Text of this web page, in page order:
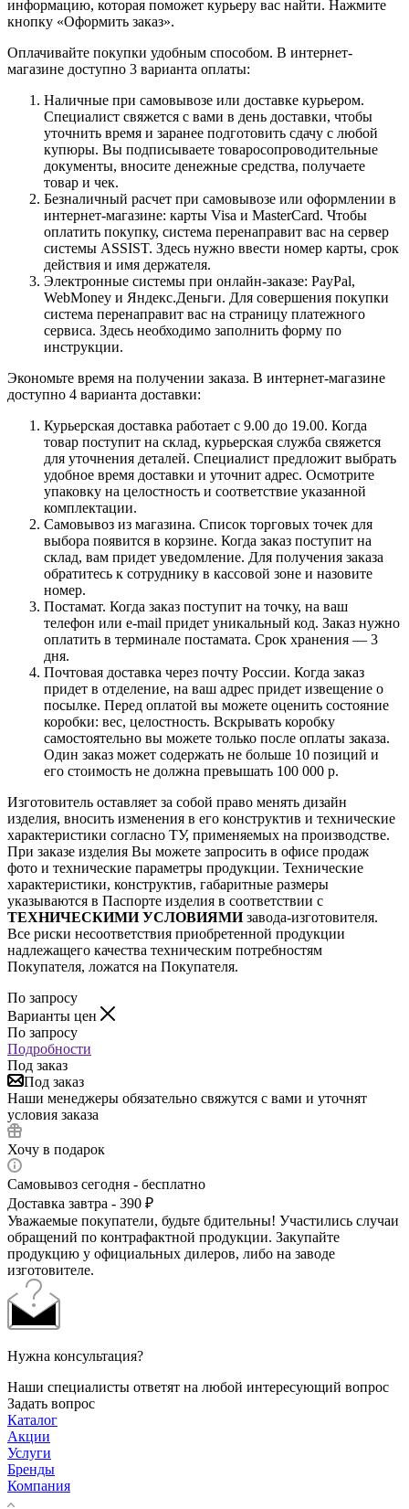
информацию, которая поможет курьеру вас найти. Нажмите
кнопку «Оформить заказ».
Оплачивайте покупки удобным способом. В интернет-
магазине доступно 3 варианта оплаты:
Наличные при самовывозе или доставке курьером.
Специалист свяжется с вами в день доставки, чтобы
уточнить время и заранее подготовить сдачу с любой
купюры. Вы подписываете товаросопроводительные
документы, вносите денежные средства, получаете
товар и чек.
Безналичный расчет при самовывозе или оформлении в
интернет-магазине: карты Visa и MasterCard. Чтобы
оплатить покупку, система перенаправит вас на сервер
системы ASSIST. Здесь нужно ввести номер карты, срок
действия и имя держателя.
Электронные системы при онлайн-заказе: PayPal,
WebMoney и Яндекс.Деньги. Для совершения покупки
система перенаправит вас на страницу платежного
сервиса. Здесь необходимо заполнить форму по
инструкции.
Экономьте время на получении заказа. В интернет-магазине
доступно 4 варианта доставки:
Курьерская доставка работает с 9.00 до 19.00. Когда
товар поступит на склад, курьерская служба свяжется
для уточнения деталей. Специалист предложит выбрать
удобное время доставки и уточнит адрес. Осмотрите
упаковку на целостность и соответствие указанной
комплектации.
Самовывоз из магазина. Список торговых точек для
выбора появится в корзине. Когда заказ поступит на
склад, вам придет уведомление. Для получения заказа
обратитесь к сотруднику в кассовой зоне и назовите
номер.
Постамат. Когда заказ поступит на точку, на ваш
телефон или e-mail придет уникальный код. Заказ нужно
оплатить в терминале постамата. Срок хранения — 3
дня.
Почтовая доставка через почту России. Когда заказ
придет в отделение, на ваш адрес придет извещение о
посылке. Перед оплатой вы можете оценить состояние
коробки: вес, целостность. Вскрывать коробку
самостоятельно вы можете только после оплаты заказа.
Один заказ может содержать не больше 10 позиций и
его стоимость не должна превышать 100 000 р.
Изготовитель оставляет за собой право менять дизайн
изделия, вносить изменения в его конструктив и технические
характеристики согласно ТУ, применяемых на производстве.
При заказе изделия Вы можете запросить в офисе продаж
фото и технические параметры продукции. Технические
характеристики, конструктив, габаритные размеры
указываются в Паспорте изделия в соответствии с
ТЕХНИЧЕСКИМИ УСЛОВИЯМИзавода-изготовителя.
Все риски несоответствия приобретенной продукции
надлежащего качества техническим потребностям
Покупателя, ложатся на Покупателя.
По запросу
Варианты цен
По запросу
Подробности
Под заказ
Под заказ
Наши менеджеры обязательно свяжутся с вами и уточнят
условия заказа
Хочу в подарок
Самовывоз сегодня - бесплатно
Доставка завтра - 390 ₽
Уважаемые покупатели, будьте бдительны! Участились случаи
обращений по контрафактной продукции. Закупайте
продукцию у официальных дилеров, либо на заводе
изготовителе.
Нужна консультация?
Наши специалисты ответят на любой интересующий вопрос
Задать вопрос
Каталог
Акции
Услуги
Бренды
Компания